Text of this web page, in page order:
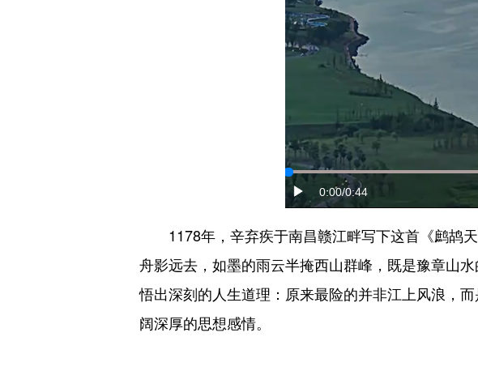
0:00/0:44
1178年，辛弃疾于南昌赣江畔写下这首《鹧鸪天
舟影远去，如墨的雨云半掩西山群峰，既是豫章山
悟出深刻的人生道理：原来最险的并非江上风浪，
阔深厚的思想感情。